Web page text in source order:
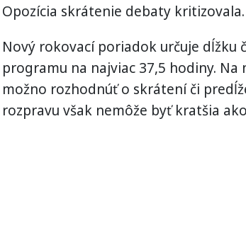
Opozícia skrátenie debaty kritizovala.
Nový rokovací poriadok určuje dĺžku
programu na najviac 37,5 hodiny.
možno rozhodnúť o skrátení či
rozpravu však nemôže byť kratšia